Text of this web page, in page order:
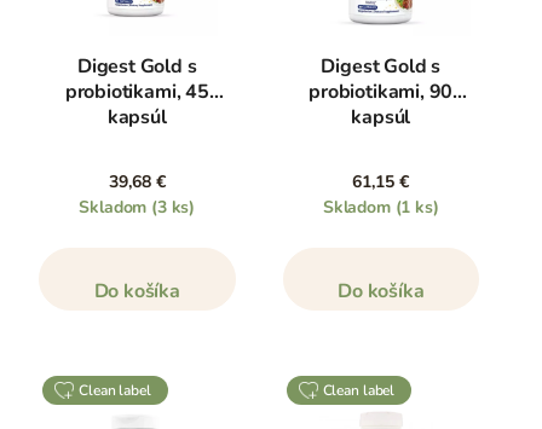
Digest Gold s
probiotikami, 45
kapsúl
39,68 €
Skladom (3 ks)
Do košíka
Digest Gold s
probiotikami, 90
kapsúl
61,15 €
Skladom (1 ks)
Do košíka
clean label clean label